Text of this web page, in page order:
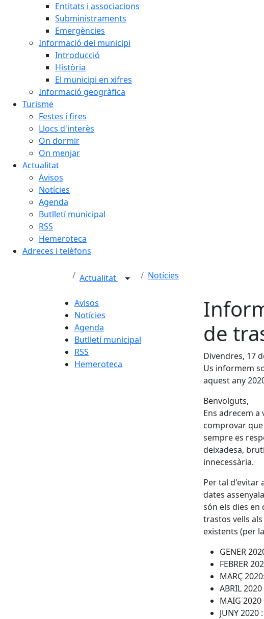
Entitats i associacions
Subministraments
Emergències
Informació del municipi
Introducció
Història
El municipi en xifres
Informació geogràfica
Turisme
Festes i fires
Llocs d'interès
On dormir
On menjar
Actualitat
Avisos
Notícies
Agenda
Butlletí municipal
RSS
Hemeroteca
Adreces i telèfons
Actualitat Notícies
Avisos
Notícies
Agenda
Butlletí municipal
RSS
Hemeroteca
de
Divendres, 17
Us informem
aquest any
Benvolguts,
Ens adrecem
comprovar
sempre es
deixadesa,
innecessària.
Per tal d'evitar
dates
són els dies en
trastos vells
existents (per
GENER
FEBRER
MARÇ
ABRIL
MAIG 2020
JUNY 2020